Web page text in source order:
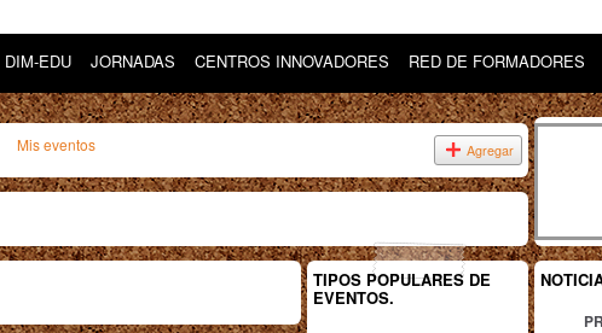
DIM-EDU JORNADAS CENTROS INNOVADORES RED DE FORMADORES
Mis eventos Agregar
TIPOS POPULARES DE
EVENTOS.